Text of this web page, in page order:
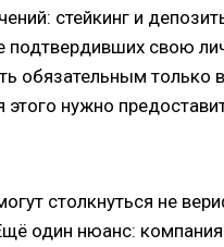
стейкинг и
свою
обязательным
этого нужно
столкнуться не
один нюанс: